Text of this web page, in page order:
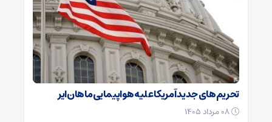
تحریم‌های جدید آمریکا علیه هواپیمایی ماهان‌ایر